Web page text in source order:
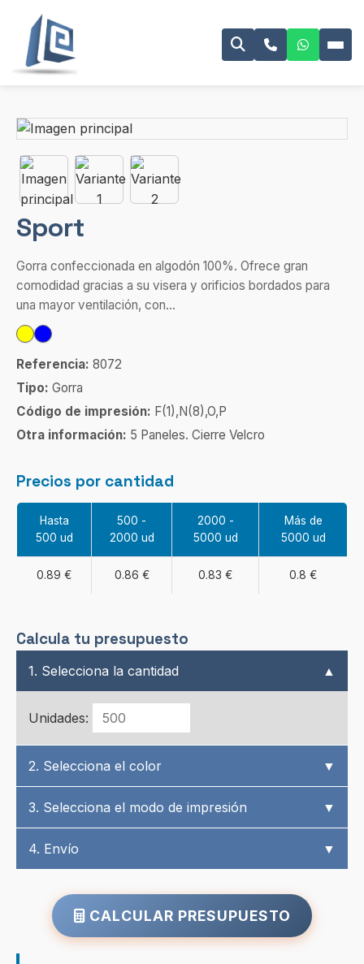
Sport
Gorra confeccionada en algodón 100%. Ofrece gran
comodidad gracias a su visera y orificios bordados para
una mayor ventilación, con...
Referencia: 8072
Tipo: Gorra
Código de impresión: F(1),N(8),O,P
Otra información: 5 Paneles. Cierre Velcro
Precios por cantidad
Hasta
500 ud
500 -
2000 ud
2000 -
5000 ud
Más de
5000 ud
0.89 € 0.86 € 0.83 € 0.8 €
Calcula tu presupuesto
1. Selecciona la cantidad ▲
Unidades:
2. Selecciona el color ▼
3. Selecciona el modo de impresión ▼
4. Envío ▼
CALCULAR PRESUPUESTO